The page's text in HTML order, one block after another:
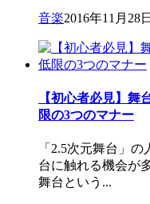
音楽2016年11月28日
【初心者必見】舞
限の3つのマナー
「2.5次元舞台」
台に触れる機会が
舞台という...